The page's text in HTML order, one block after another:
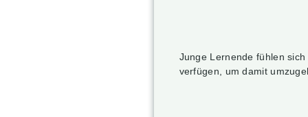
Junge Lernende fühlen
verfügen, um damit